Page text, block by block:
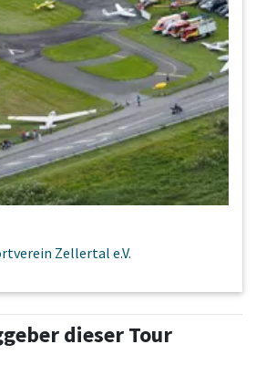
Zellertal e.V.
dieser Tour